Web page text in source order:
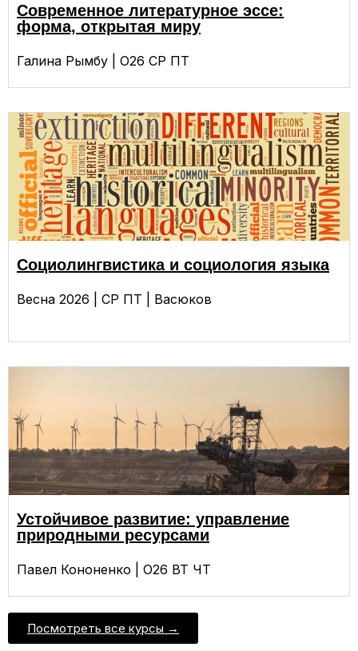
Современное литературное эссе:
форма, открытая миру
Галина Рымбу | О26 СР ПТ
Социолингвистика и социология языка
Весна 2026 | СР ПТ | Васюков
Устойчивое развитие: управление
природными ресурсами
Павел Кононенко | О26 ВТ ЧТ
Посмотреть все курсы →